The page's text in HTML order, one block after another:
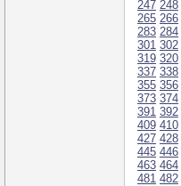
247 248
265 266
283 284
301 302
319 320
337 338
355 356
373 374
391 392
409 410
427 428
445 446
463 464
481 482